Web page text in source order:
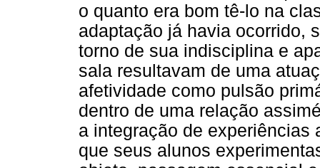
o quanto era bom tê-lo na
adaptação já havia ocorrido,
torno de sua indisciplina e
sala resultavam de uma
afetividade como pulsão
dentro de uma relação
a integração de experiências
que seus alunos